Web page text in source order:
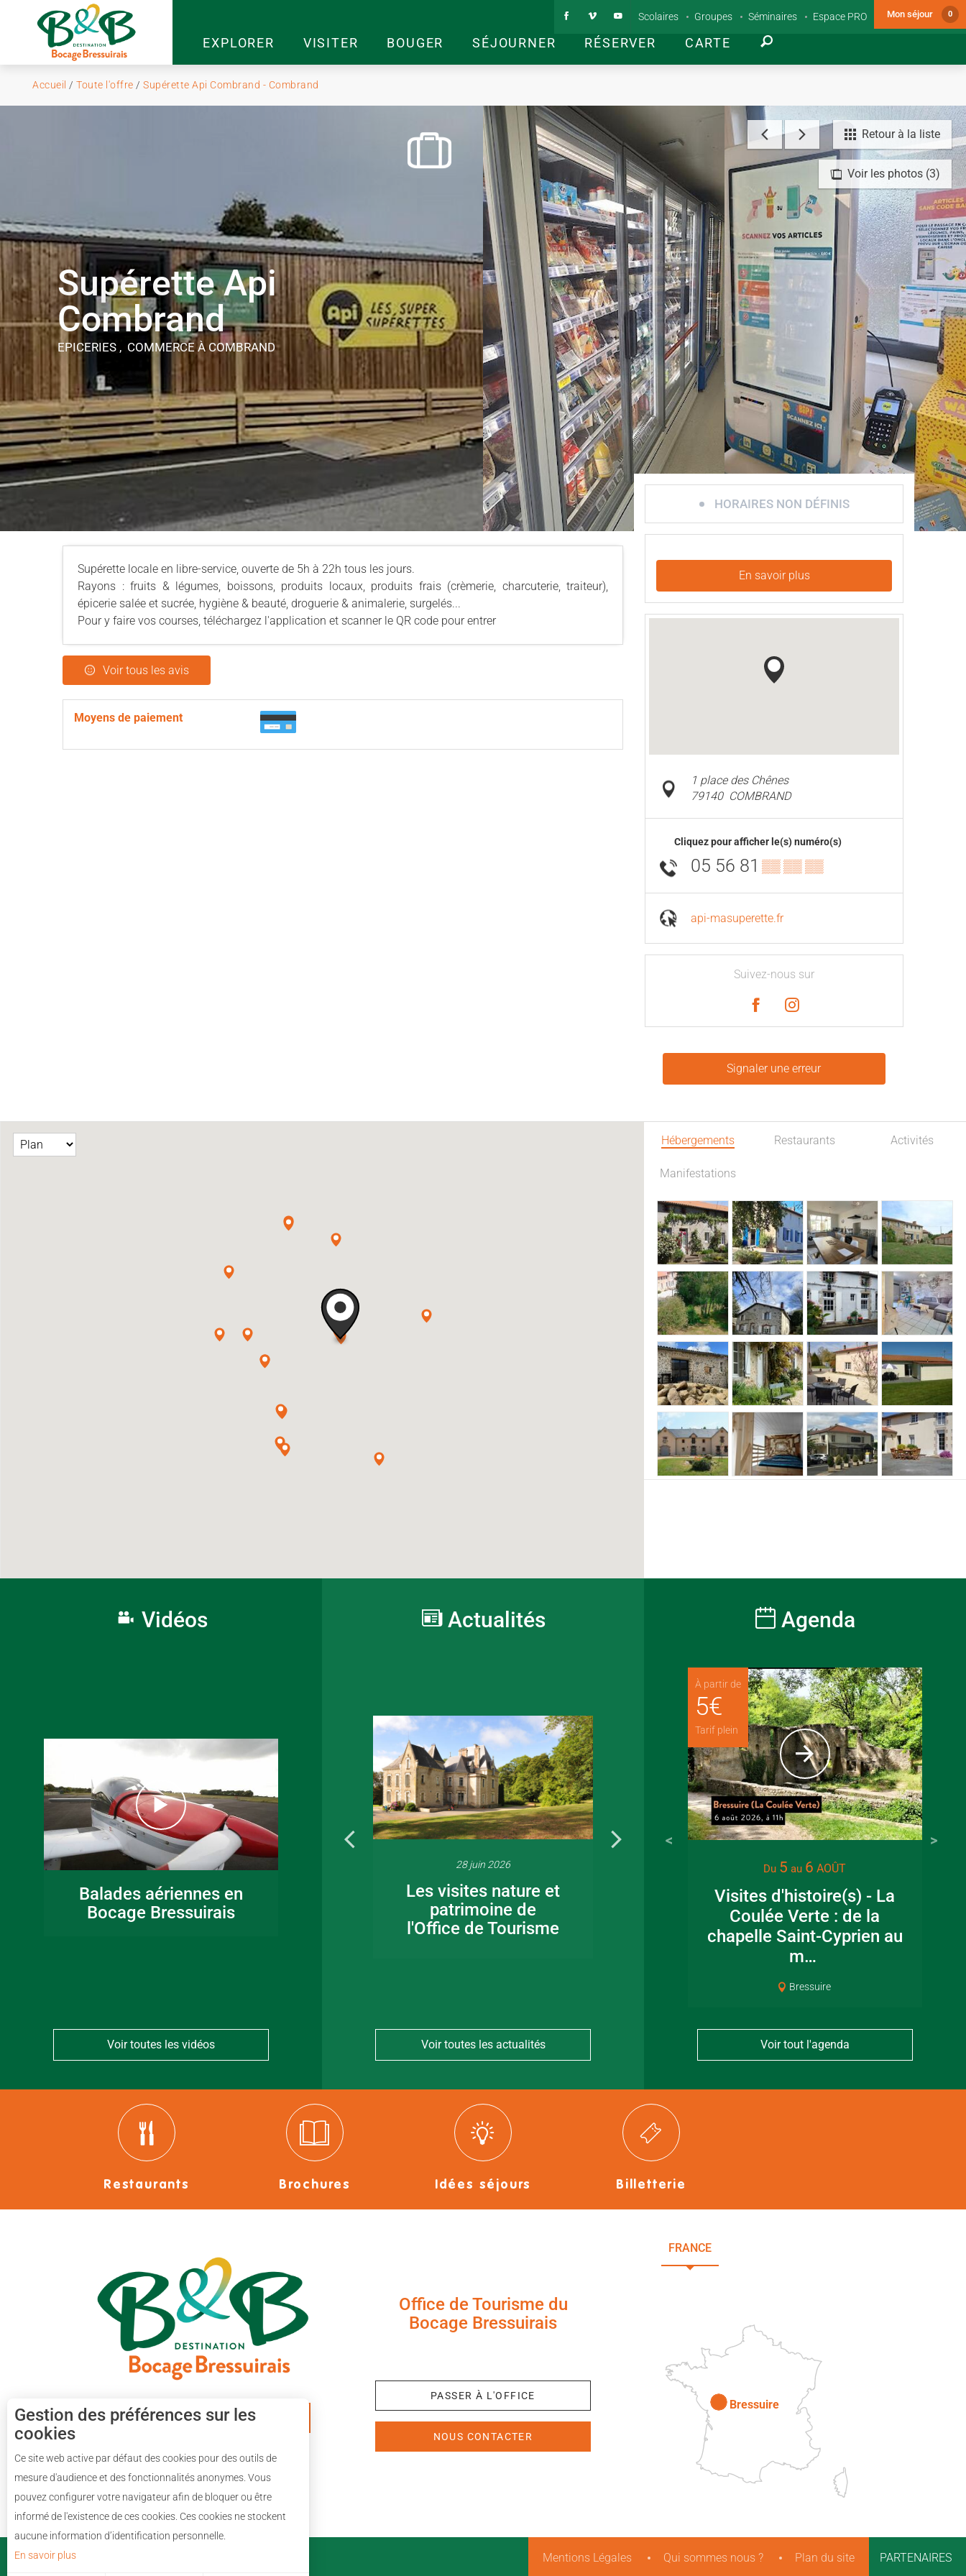
EXPLORER VISITER BOUGER SÉJOURNER RÉSERVER CARTE
Scolaires Groupes Séminaires Espace PRO Mon séjour 0
Accueil / Toute l'offre / Supérette Api Combrand - Combrand
Voir les photos (3)
Retour à la liste
Supérette Api
Combrand
EPICERIES , COMMERCEÀ COMBRAND
Supérette locale en libre-service, ouverte de 5h à 22h tous les jours.
Rayons : fruits & légumes, boissons, produits locaux, produits frais (crèmerie, charcuterie, traiteur),
épicerie salée et sucrée, hygiène & beauté, droguerie & animalerie, surgelés...
Pour y faire vos courses, téléchargez l'application et scanner le QR code pour entrer
Voir tous les avis
Moyens de paiement
HORAIRES NON DÉFINIS
En savoir plus
1 place des Chênes
79140 COMBRAND
Cliquez pour afficher le(s) numéro(s)
05 56 81 ▒▒ ▒▒ ▒▒
api-masuperette.fr
Suivez-nous sur
Signaler une erreur
Hébergements Restaurants Activités
Manifestations
Vidéos
Balades aériennes en
Bocage Bressuirais
Voir toutes les vidéos
Actualités
16 juin 2026
Fête de la musique
en Bocage
28 juin 2026
Les visites nature et
patrimoine de
l'Office de Tourisme
Visite guidée en
canoë en Bocage
Bressuirais
Fête de la
Voir toutes les actualités
Agenda
À partir de
5€
Tarif plein
Du 5 au 6 AOÛT
Visites d'histoire(s) - La
Coulée Verte : de la
chapelle Saint-Cyprien au
m…
Bressuire
Voir tout l'agenda
Restaurants Brochures Idées séjours Billetterie
APPLICATION MOBILE
Office de Tourisme du
Bocage Bressuirais
PASSER À L'OFFICE
NOUS CONTACTER
FRANCE
Bressuire
PARTENAIRES
Mentions Légales Qui sommes nous ? Plan du site
Gestion des préférences sur les
cookies
Ce site web active par défaut des cookies pour des outils de
mesure d'audience et des fonctionnalités anonymes. Vous
pouvez configurer votre navigateur afin de bloquer ou être
informé de l'existence de ces cookies. Ces cookies ne stockent
aucune information d’identification personnelle.
En savoir plus